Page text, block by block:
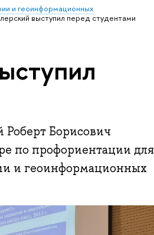
и геоинформационных
выступил перед студентами
Роберт Борисович
по профориентации для
и геоинформационных